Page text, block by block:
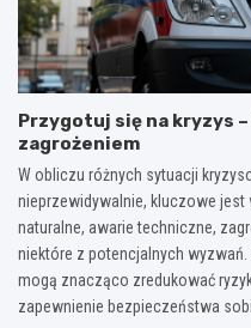
Przygotuj się na kryzys
zagrożeniem
W obliczu różnych sytuacji
nieprzewidywalnie, kluczowe
naturalne, awarie techniczne,
niektóre z potencjalnych
mogą znacząco zredukować
zapewnienie bezpieczeństwa